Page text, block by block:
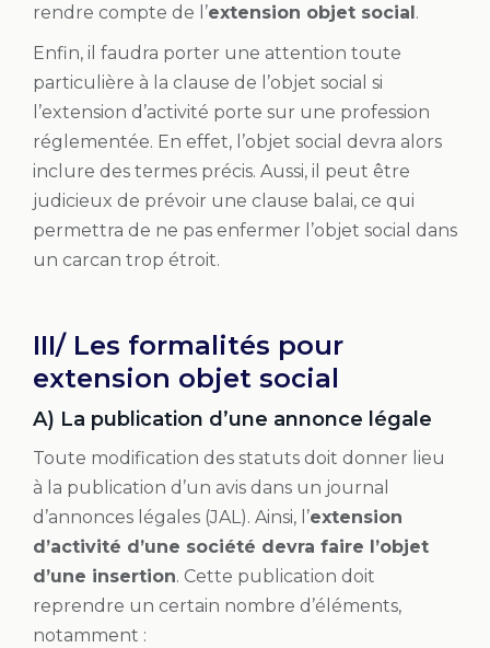
rendre compte de l’extension objet social.
Enfin, il faudra porter une attention toute
particulière à la clause de l’objet social si
l’extension d’activité porte sur une profession
réglementée. En effet, l’objet social devra alors
inclure des termes précis. Aussi, il peut être
judicieux de prévoir une clause balai, ce qui
permettra de ne pas enfermer l’objet social dans
un carcan trop étroit.
III/ Les formalités pour
extension objet social
A) La publication d’une annonce légale
Toute modification des statuts doit donner lieu
à la publication d’un avis dans un journal
d’annonces légales (JAL). Ainsi, l’extension
d’activité d’une société devra faire l’objet
d’une insertion. Cette publication doit
reprendre un certain nombre d’éléments,
notamment :